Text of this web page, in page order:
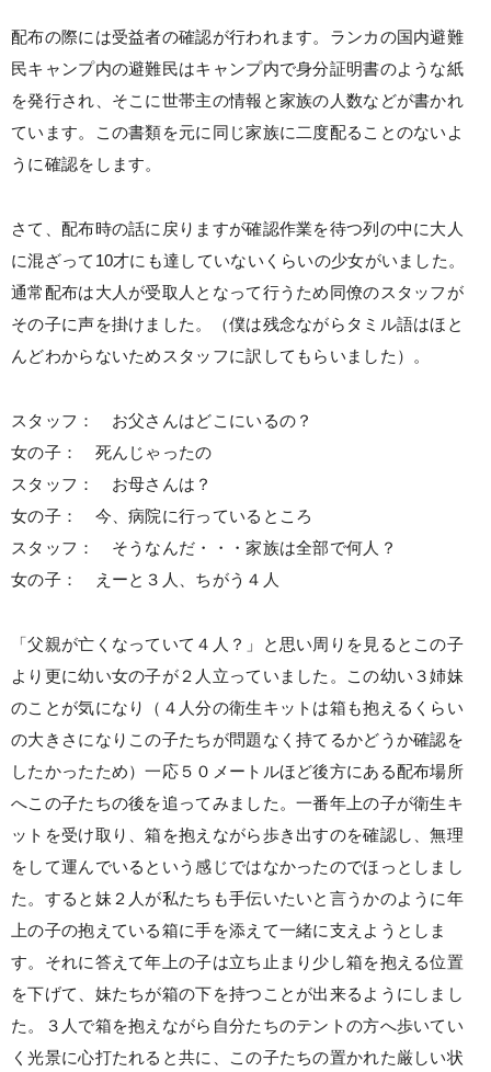
配布の際には受益者の確認が行われます。ランカの国内避難
民キャンプ内の避難民はキャンプ内で身分証明書のような紙
を発行され、そこに世帯主の情報と家族の人数などが書かれ
ています。この書類を元に同じ家族に二度配ることのないよ
うに確認をします。
さて、配布時の話に戻りますが確認作業を待つ列の中に大人
に混ざって10才にも達していないくらいの少女がいました。
通常配布は大人が受取人となって行うため同僚のスタッフが
その子に声を掛けました。（僕は残念ながらタミル語はほと
んどわからないためスタッフに訳してもらいました）。
スタッフ： お父さんはどこにいるの？
女の子： 死んじゃったの
スタッフ： お母さんは？
女の子： 今、病院に行っているところ
スタッフ： そうなんだ・・・家族は全部で何人？
女の子： えーと３人、ちがう４人
「父親が亡くなっていて４人？」と思い周りを見るとこの子
より更に幼い女の子が２人立っていました。この幼い３姉妹
のことが気になり（４人分の衛生キットは箱も抱えるくらい
の大きさになりこの子たちが問題なく持てるかどうか確認を
したかったため）一応５０メートルほど後方にある配布場所
へこの子たちの後を追ってみました。一番年上の子が衛生キ
ットを受け取り、箱を抱えながら歩き出すのを確認し、無理
をして運んでいるという感じではなかったのでほっとしまし
た。すると妹２人が私たちも手伝いたいと言うかのように年
上の子の抱えている箱に手を添えて一緒に支えようとしま
す。それに答えて年上の子は立ち止まり少し箱を抱える位置
を下げて、妹たちが箱の下を持つことが出来るようにしまし
た。３人で箱を抱えながら自分たちのテントの方へ歩いてい
く光景に心打たれると共に、この子たちの置かれた厳しい状